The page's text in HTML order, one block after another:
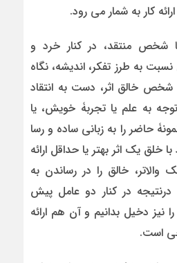
کار به شمار می رود.
شخص منتقد، در کنار خرد و
به طرز تفکر، اندیشه، نگاه
شخص خالق اثر، دست به انتقاد
توجه به علم یا تجربۀ خویش، یا
حاضر را به زبانی ساده و رسا
خلق یک اثر بهتر یا حداقل ارائه
خالق را در رساندن به
درنتیجه در کنار دو عامل پیش
نیز دخیل بدانیم و آن هم ارائه
است.